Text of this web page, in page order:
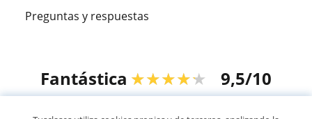
Preguntas y respuestas
Fantástica ★★★★★ 9,5/10